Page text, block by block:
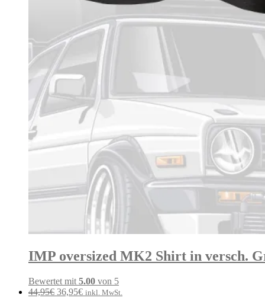
IMP oversized MK2 Shirt in versch.
Bewertet mit 5.00 von 5
44,95€ Ursprünglicher
36,95€Aktueller
inkl. MwSt.